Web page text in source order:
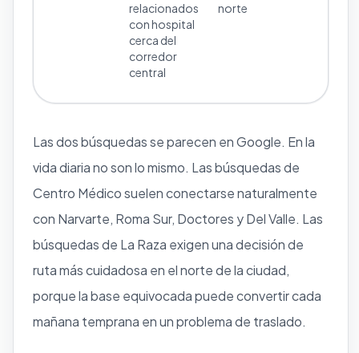
relacionados
con hospital
cerca del
corredor
central
norte
Las dos búsquedas se parecen en Google. En la
vida diaria no son lo mismo. Las búsquedas de
Centro Médico suelen conectarse naturalmente
con Narvarte, Roma Sur, Doctores y Del Valle. Las
búsquedas de La Raza exigen una decisión de
ruta más cuidadosa en el norte de la ciudad,
porque la base equivocada puede convertir cada
mañana temprana en un problema de traslado.